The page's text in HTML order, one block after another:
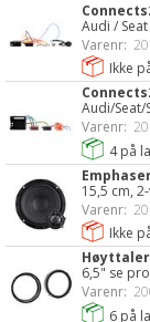
Audi / Seat
Varenr:
Ikke
Audi/Seat/
Varenr:
4på
15,5 cm,
Varenr:
Ikke
6,5" se
Varenr:
6 på